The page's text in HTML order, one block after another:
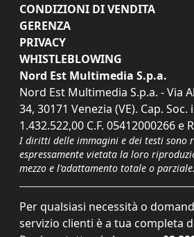
CONDIZIONI DI VENDITA
GERENZA
PRIVACY
WHISTLEBLOWING
Nord Est Multimedia S.p.a.
Nord Est Multimedia S.p.a. - Via
34, 30171 Venezia (VE). Cap. Soc.
1.432.522,00 C.F. 05412000266 e
I diritti delle immagini e dei testi sono
espressamente vietata la loro
mezzo e l'adattamento totale o parziale.
Per qualsiasi necessità o
servizio clienti è a tua completa